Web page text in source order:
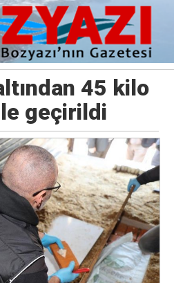
45 kilo
geçirildi